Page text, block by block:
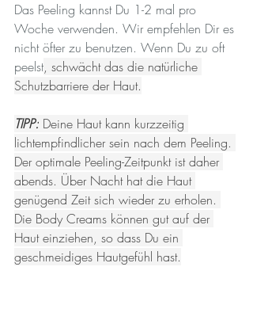
Das Peeling kannst Du 1-2 mal pro
Woche verwenden. Wir empfehlen Dir es
nicht öfter zu benutzen. Wenn Du zu oft
peelst, schwächt das die natürliche
Schutzbarriere der Haut.
TIPP: Deine Haut kann kurzzeitig
lichtempfindlicher sein nach dem Peeling.
Der optimale Peeling-Zeitpunkt ist daher
abends. Über Nacht hat die Haut
genügend Zeit sich wieder zu erholen.
Die Body Creams können gut auf der
Haut einziehen, so dass Du ein
geschmeidiges Hautgefühl hast.